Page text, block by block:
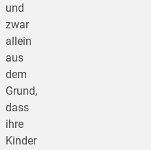
und
zwar
allein
aus
dem
Grund,
dass
ihre
Kinder